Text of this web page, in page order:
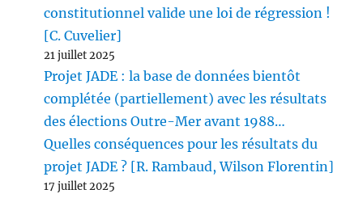
constitutionnel valide une loi de régression !
[C. Cuvelier]
21 juillet 2025
Projet JADE : la base de données bientôt
complétée (partiellement) avec les résultats
des élections Outre-Mer avant 1988…
Quelles conséquences pour les résultats du
projet JADE ? [R. Rambaud, Wilson Florentin]
17 juillet 2025